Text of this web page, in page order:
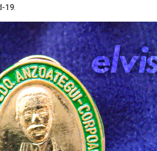
19.